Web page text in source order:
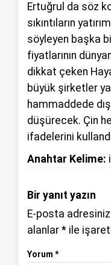
Ertuğrul da söz
sıkıntıların
söyleyen başka
fiyatlarının
dikkat çeken
büyük şirketler
hammaddede
düşürecek. Çin
ifadelerini
Anahtar Kelime:
Bir yanıt yazın
E-posta
alanlar * ile
Yorum *